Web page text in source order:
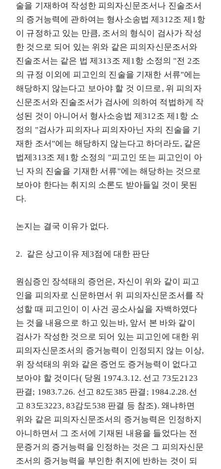
술을 기재하여 작성한 피의자신문조서나 진술조서
의 증거능력에 관하여는 형사소송법 제312조 제1항
이 규정하고 있는 만큼, 조서의 형식이 검사가 작성
한 것으로 되어 있는 위와 같은 피의자신문조서와
진술조서는 같은 법 제313조 제1항 소정의 "전 2조
의 규정 이외에 피고인의 진술을 기재한 서류"에는
해당하지 않는다고 보아야 할 것 이므로, 위 피의자
신문조서와 진술조서가 검사에 의하여 적법하게 작
성된 것이 아니어서 형사소송법 제312조 제1항 소
정의 "검사가 피의자나 피의자아닌 자의 진술을 기
재한 조서"에는 해당하지 않는다고 하더라도, 같은
법제313조 제1항 소정의 "피고인 또는 피고인이 아
닌 자의 진술을 기재한 서류"에는 해당하는 것으로
보아야 한다는 취지의 소론도 받아들일 것이 못된
다.
논지는 결국 이유가 없다.
2. 같은 상고이유 제3점에 대한 판단
원심증인 장석태의 증언은, 자신이 위와 같이 피고
인을 피의자로 신문하면서 위 피의자신문조서를 작
성할 때 피고인이 이 사건 공소사실을 자백하였다
는 것을 내용으로 하고 있는바, 앞서 본 바와 같이
검사가 작성한 것으로 되어 있는 피고인에 대한 위
피의자신문조서의 증거능력이 인정되지 않는 이상,
위 장석태의 위와 같은 증언도 증거능력이 없다고
보아야 할 것이다( 당원 1974.3.12. 선고 73도2123
판결; 1983.7.26. 선고 82도385 판결; 1984.2.28.선
고 83도3223, 83감도538 판결 등 참조). 왜냐하면
위와 같은 피의자신문조서의 증거능력은 인정하지
아니하면서 그 조서에 기재된 내용을 들었다는 전
문증거의 증거능력을 인정하는 것은 그 피의자신문
조서의 증거능력을 부인한 취지에 반하는 것이 되